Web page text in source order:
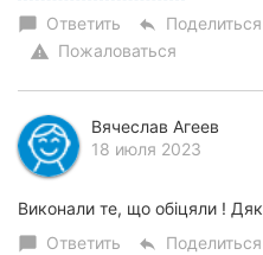
chat_bubble Ответить reply Поделиться
warning Пожаловаться
Вячеслав Агеев
18 июля 2023
Виконали те, що обіцяли !
chat_bubble Ответить reply Поделиться